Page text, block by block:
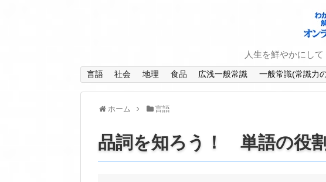
人生を鮮やかにし
言語 社会 地理 食品 広浅一般常識 一般常識(常識力
ホーム 言語
品詞を知ろう！ 単語の役